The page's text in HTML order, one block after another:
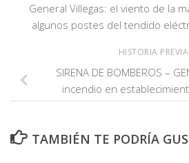
General Villegas: el viento de la
algunos postes del tendido
HISTORIA PREVIA
SIRENA DE BOMBEROS –
incendio en
TAMBIÉN TE PODRÍA